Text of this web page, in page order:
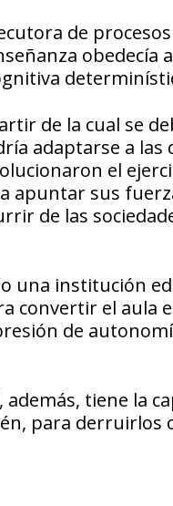
de
obedecía
de la cual se
adaptarse a las
el
apuntar sus
de las
una institución
convertir el aula
de
tiene la
para derruirlos